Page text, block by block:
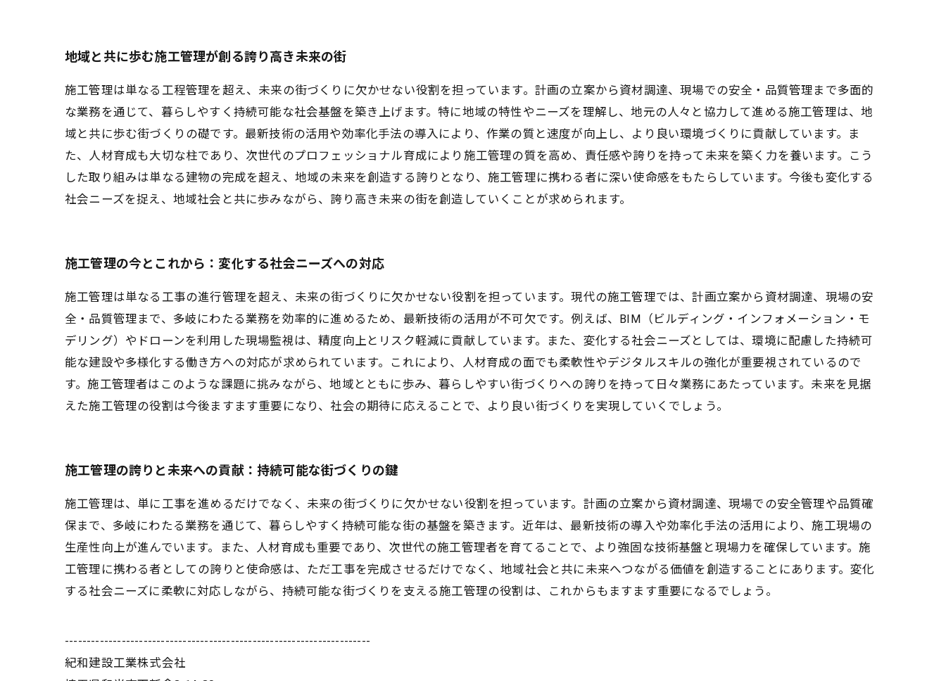
地域と共に歩む施工管理が創る誇り高き未来の街
施工管理は単なる工程管理を超え、未来の街づくりに欠かせない役割を担っています。計画の立案から資材調達、現場での安全・品質管理まで多面的
な業務を通じて、暮らしやすく持続可能な社会基盤を築き上げます。特に地域の特性やニーズを理解し、地元の人々と協力して進める施工管理は、地
域と共に歩む街づくりの礎です。最新技術の活用や効率化手法の導入により、作業の質と速度が向上し、より良い環境づくりに貢献しています。ま
た、人材育成も大切な柱であり、次世代のプロフェッショナル育成により施工管理の質を高め、責任感や誇りを持って未来を築く力を養います。こう
した取り組みは単なる建物の完成を超え、地域の未来を創造する誇りとなり、施工管理に携わる者に深い使命感をもたらしています。今後も変化する
社会ニーズを捉え、地域社会と共に歩みながら、誇り高き未来の街を創造していくことが求められます。
施工管理の今とこれから：変化する社会ニーズへの対応
施工管理は単なる工事の進行管理を超え、未来の街づくりに欠かせない役割を担っています。現代の施工管理では、計画立案から資材調達、現場の安
全・品質管理まで、多岐にわたる業務を効率的に進めるため、最新技術の活用が不可欠です。例えば、BIM（ビルディング・インフォメーション・モ
デリング）やドローンを利用した現場監視は、精度向上とリスク軽減に貢献しています。また、変化する社会ニーズとしては、環境に配慮した持続可
能な建設や多様化する働き方への対応が求められています。これにより、人材育成の面でも柔軟性やデジタルスキルの強化が重要視されているので
す。施工管理者はこのような課題に挑みながら、地域とともに歩み、暮らしやすい街づくりへの誇りを持って日々業務にあたっています。未来を見据
えた施工管理の役割は今後ますます重要になり、社会の期待に応えることで、より良い街づくりを実現していくでしょう。
施工管理の誇りと未来への貢献：持続可能な街づくりの鍵
施工管理は、単に工事を進めるだけでなく、未来の街づくりに欠かせない役割を担っています。計画の立案から資材調達、現場での安全管理や品質確
保まで、多岐にわたる業務を通じて、暮らしやすく持続可能な街の基盤を築きます。近年は、最新技術の導入や効率化手法の活用により、施工現場の
生産性向上が進んでいます。また、人材育成も重要であり、次世代の施工管理者を育てることで、より強固な技術基盤と現場力を確保しています。施
工管理に携わる者としての誇りと使命感は、ただ工事を完成させるだけでなく、地域社会と共に未来へつながる価値を創造することにあります。変化
する社会ニーズに柔軟に対応しながら、持続可能な街づくりを支える施工管理の役割は、これからもますます重要になるでしょう。
----------------------------------------------------------------------
紀和建設工業株式会社